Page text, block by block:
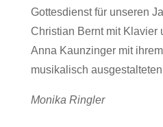
Gottesdienst für unseren
Christian Bernt mit Klavier
Anna Kaunzinger mit
musikalisch
Monika Ringler